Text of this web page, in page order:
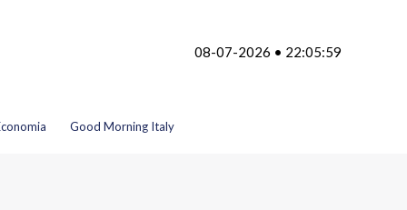
08-07-2026 • 22:05:59
Good Morning Italy